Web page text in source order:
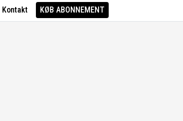
Kontakt KØB ABONNEMENT